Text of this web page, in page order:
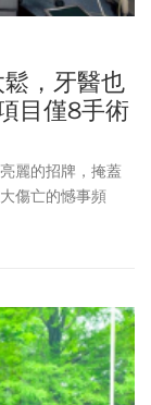
，牙醫也
目僅8手術
麗的招牌，掩蓋
傷亡的憾事頻